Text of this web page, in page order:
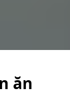
ăn